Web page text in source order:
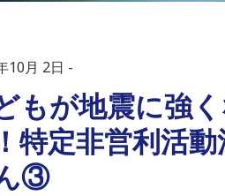
10月 2日
もが地震に強
特定非営利活
③